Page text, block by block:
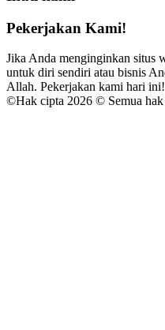
Pekerjakan Kami!
Jika Anda menginginkan situs
untuk diri sendiri atau bisnis
Allah. Pekerjakan kami hari ini!
©Hak cipta 2026 © Semua